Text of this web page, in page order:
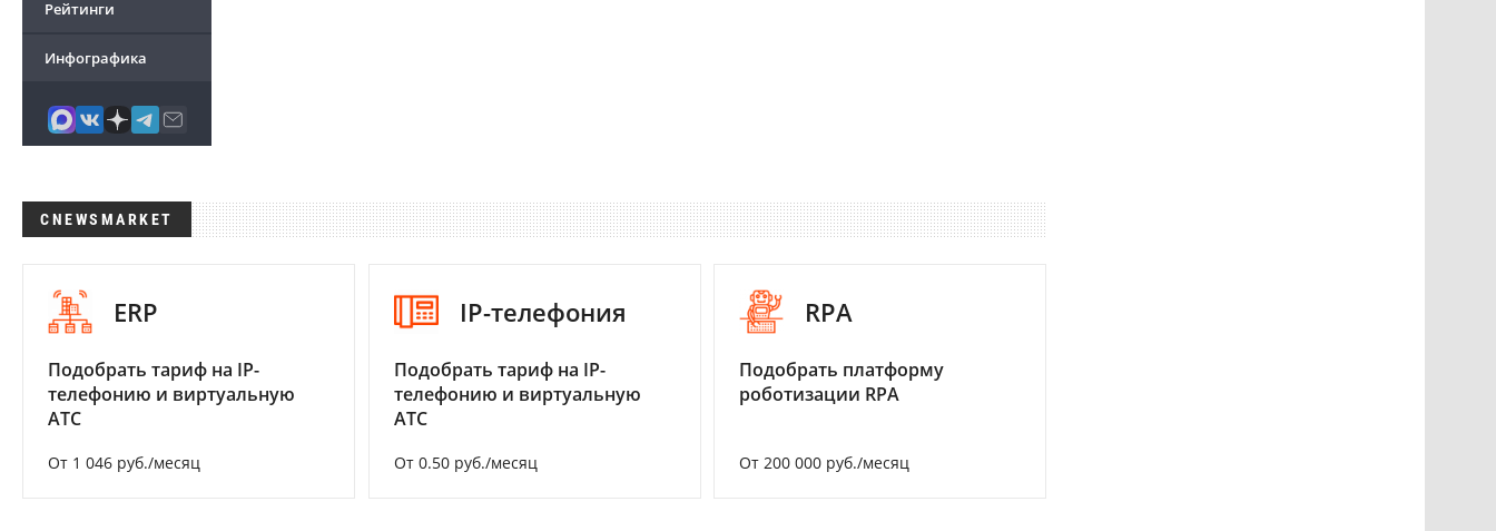
Рейтинги
Инфографика
CNEWSMARKET
ERP
Подобрать тариф на IP-
телефонию и виртуальную
АТС
От 1 046 руб./месяц
IP-телефония
Подобрать тариф на IP-
телефонию и виртуальную
АТС
От 0.50 руб./месяц
RPA
Подобрать платформу
роботизации RPA
От 200 000 руб./месяц